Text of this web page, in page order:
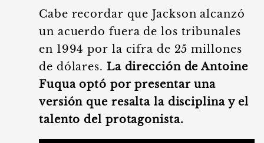
Cabe recordar que Jackson alcanzó
un acuerdo fuera de los tribunales
en 1994 por la cifra de 25 millones
de dólares. La dirección de Antoine
Fuqua optó por presentar una
versión que resalta la disciplina y el
talento del protagonista.